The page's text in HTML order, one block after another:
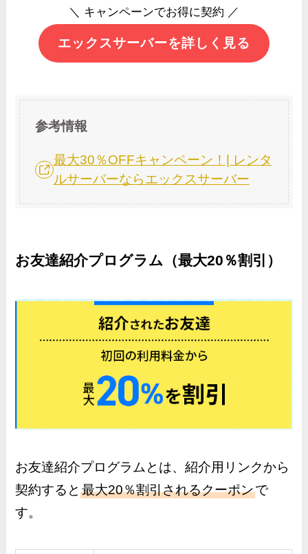
＼ キャンペーンでお得に契約 ／
エックスサーバーを詳しく見る
参考情報
最大30％OFFキャンペーン！| レンタ
ルサーバーならエックスサーバー
お友達紹介プログラム（最大20％割引）
お友達紹介プログラムとは、紹介用リンクから
契約すると最大20％割引されるクーポンで
す。